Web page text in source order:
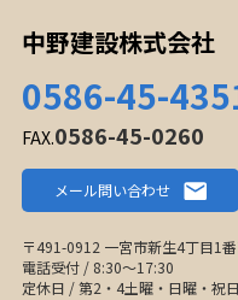
中野建設株式会社
0586-45-
FAX.0586-45-0260
メール問い合わせ
〒491-0912 一宮市新生4丁目1
電話受付 / 8:30〜17:30
定休日 / 第2・4土曜・日曜・祝